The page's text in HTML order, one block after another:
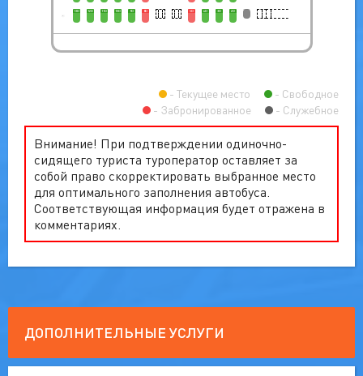
3
13D 12D 11D 10D 9D 8D 5D 4D 3D 2D
Текущее место
Свободное
Забронированное
Служебное
Внимание! При подтверждении одиночно-
сидящего туриста туроператор оставляет за
собой право скорректировать выбранное место
для оптимального заполнения автобуса.
Соответствующая информация будет отражена в
комментариях.
ДОПОЛНИТЕЛЬНЫЕ УСЛУГИ